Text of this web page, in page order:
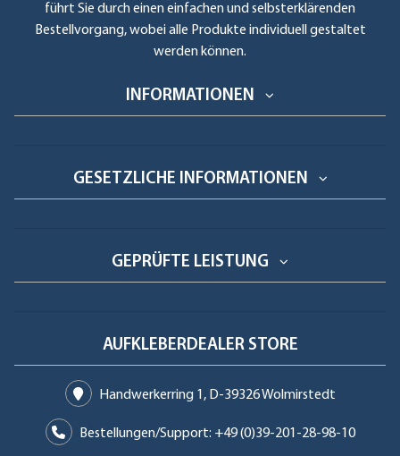
führt Sie durch einen einfachen und selbsterklärenden
Bestellvorgang, wobei alle Produkte individuell gestaltet
werden können.
INFORMATIONEN
GESETZLICHE INFORMATIONEN
GEPRÜFTE LEISTUNG
AUFKLEBERDEALER STORE
Handwerkerring 1, D-39326 Wolmirstedt
Bestellungen/Support: +49 (0)39-201-28-98-10